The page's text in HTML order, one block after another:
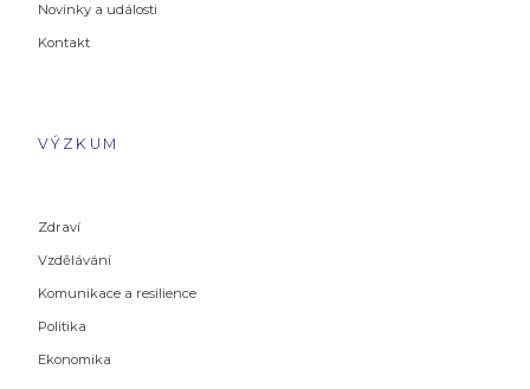
Novinky a události
Kontakt
VÝZKUM
Zdraví
Vzdělávání
Komunikace a resilience
Politika
Ekonomika